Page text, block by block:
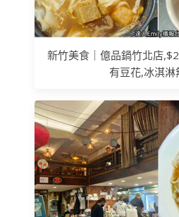
新竹美食｜億品鍋竹北店
有豆花,冰淇淋